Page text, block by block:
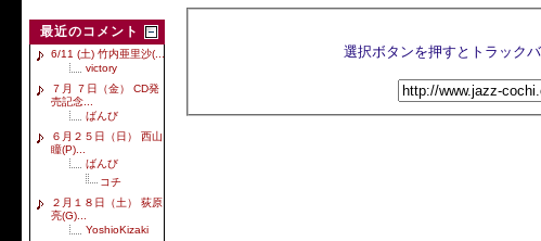
最近のコメント
6/11 (土) 竹内亜里沙(...
victory
７月 ７日（金） CD発
売記念...
ばんび
６月２５日（日） 西山
瞳(P)...
ばんび
コチ
２月１８日（土） 荻原
亮(G)...
YoshioKizaki